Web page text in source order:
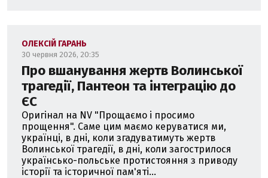
ОЛЕКСІЙ ГАРАНЬ
30 червня 2026, 20:35
Про вшанування жертв Волинської
трагедії, Пантеон та інтеграцію до
ЄС
Оригінал на NV "Прощаємо і просимо
прощення". Саме цим маємо керуватися ми,
українці, в дні, коли згадуватимуть жертв
Волинської трагедії, в дні, коли загострилося
українсько-польське протистояння з приводу
історії та історичної пам'яті...